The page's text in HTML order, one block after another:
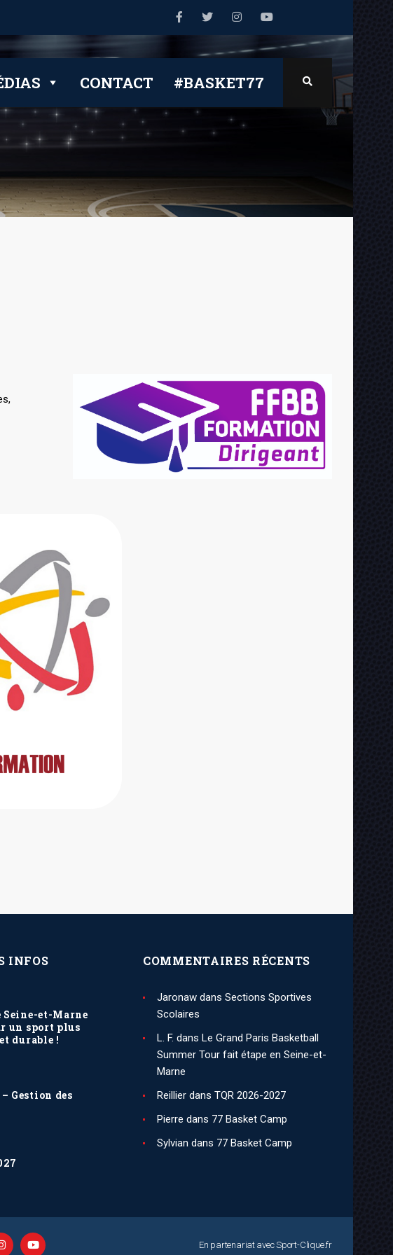
CONTACT #BASKET77
INFOS
Seine-et-Marne
un sport plus
durable !
Gestion des
COMMENTAIRES RÉCENTS
Jaronaw dans Sections Sportives
Scolaires
L. F. dans Le Grand Paris Basketball
Summer Tour fait étape en Seine-et-
Marne
Reillier dans TQR 2026-2027
Pierre dans 77 Basket Camp
Sylvian dans 77 Basket Camp
En partenariat avecSport-Clique.fr